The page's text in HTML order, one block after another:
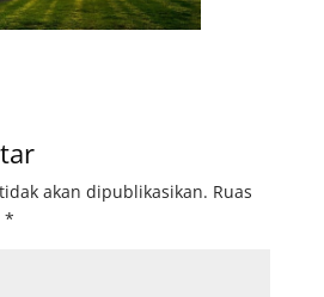
akan dipublikasikan. Ruas
*